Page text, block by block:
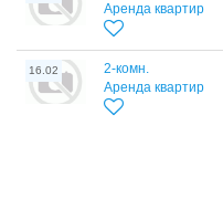
Аренда квартир
16.02
2-комн.
Аренда квартир